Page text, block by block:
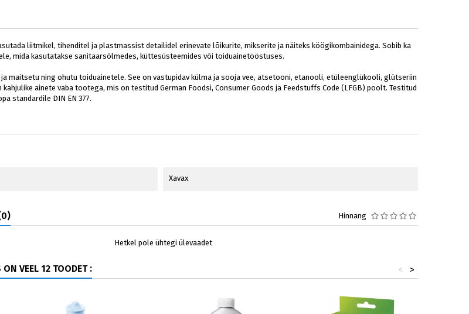
liitmikel, tihenditel ja plastmassist detailidel erinevate lõikurite, mikserite ja näiteks köögikombainidega. Sobib ka
mida kasutatakse sanitaarsõlmedes, küttesüsteemides või toiduainetööstuses.
maitsetu ning ohutu toiduainetele. See on vastupidav külma ja sooja vee, atsetooni, etanooli, etüleenglükooli, glütseriin
ainete vaba tootega, mis on testitud German Foodsi, Consumer Goods ja Feedstuffs Code (LFGB) poolt. Testitud
standardile DIN EN 377.
Xavax
Hinnang
Hetkel pole ühtegi ülevaadet
VEEL 12 TOODET : >
<